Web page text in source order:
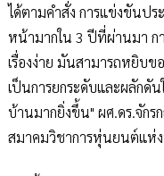
ได้ตามคำสั่ง การแข่งขันป
หน้ามากใน 3 ปีที่ผ่านมา
เรื่องง่าย มันสามารถหยิบข
เป็นการยกระดับและผลักดั
บ้านมากยิ่งขึ้น" ผศ.ดร.จัก
สมาคมวิชาการหุ่นยนต์แห่ง